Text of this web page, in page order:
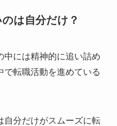
は自分だけ？
中には精神的に追い詰め
で転職活動を進めている
自分だけがスムーズに転